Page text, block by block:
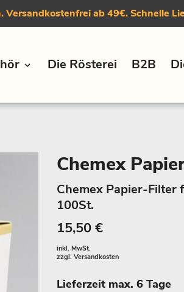
Versandkostenfrei ab 49€. Schnelle
Die Rösterei B2B
Chemex
Chemex Papier-Filter
100St.
15,50 €
inkl. MwSt.
zzgl. Versandkosten
Lieferzeit max. 6 Tage